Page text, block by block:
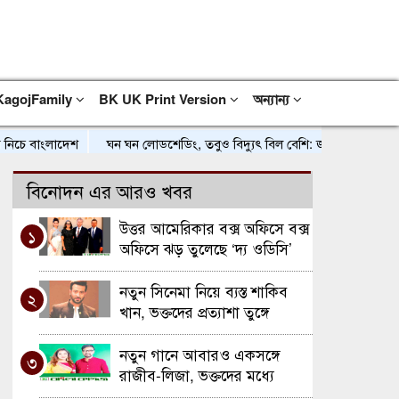
BK UK Print Version অন্যান্য
ঘন ঘন লোডশেডিং, তবুও বিদ্যুৎ বিল বেশি: জনজীবনে বাড়ছে
বিনোদন এর আরও খবর
১
উত্তর আমেরিকার বক্স অফিসে বক্স
অফিসে ঝড় তুলেছে ‘দ্য ওডিসি’
২
নতুন সিনেমা নিয়ে ব্যস্ত শাকিব
খান, ভক্তদের প্রত্যাশা তুঙ্গে
৩
নতুন গানে আবারও একসঙ্গে
রাজীব-লিজা, ভক্তদের মধ্যে